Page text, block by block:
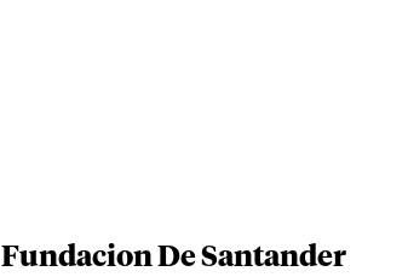
Fundacion De Santander